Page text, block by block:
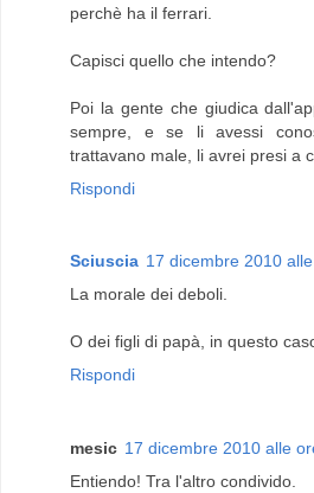
perchè ha il ferrari.
Capisci quello che intendo?
Poi la gente che giudica
sempre, e se li avessi
trattavano male, li avrei presi a
Rispondi
Sciuscia 17 dicembre 2010
La morale dei deboli.
O dei figli di papà, in questo
Rispondi
mesic 17 dicembre 2010 alle
Entiendo! Tra l'altro condivido.